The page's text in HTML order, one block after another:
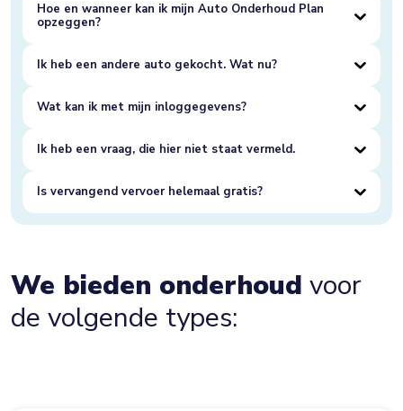
Hoe en wanneer kan ik mijn Auto Onderhoud Plan
opzeggen?
Ik heb een andere auto gekocht. Wat nu?
Wat kan ik met mijn inloggegevens?
Ik heb een vraag, die hier niet staat vermeld.
Is vervangend vervoer helemaal gratis?
We bieden onderhoud voor
de volgende types: